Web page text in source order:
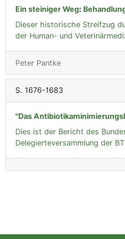
Ein steiniger Weg:
Dieser historische Streifzug
der Human- und
Peter Pantke
S. 1676-1683
"Das
Dies ist der Bericht des
Delegierteversammlung der